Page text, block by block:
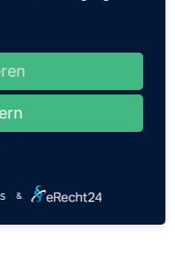
gehört hatte,
durch, um zu
und um vor der
zu
Experiment Ben
geplant war, gerät
&